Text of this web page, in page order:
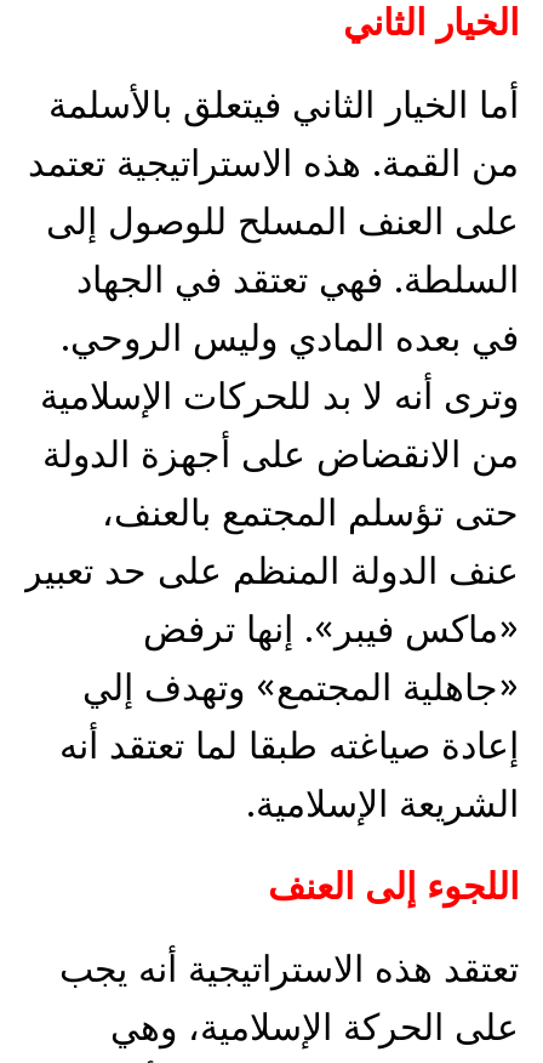
الخيار الثاني
أما الخيار الثاني فيتعلق بالأسلمة
من القمة. هذه الاستراتيجية تعتمد
على العنف المسلح للوصول إلى
السلطة. فهي تعتقد في الجهاد
في بعده المادي وليس الروحي.
وترى أنه لا بد للحركات الإسلامية
من الانقضاض على أجهزة الدولة
حتى تؤسلم المجتمع بالعنف،
عنف الدولة المنظم على حد تعبير
«ماكس فيبر». إنها ترفض
«جاهلية المجتمع» وتهدف إلي
إعادة صياغته طبقا لما تعتقد أنه
الشريعة الإسلامية.
اللجوء إلى العنف
تعتقد هذه الاستراتيجية أنه يجب
على الحركة الإسلامية، وهي